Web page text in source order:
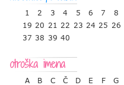
1 2 3 4 5 6 7 8
19 20 21 22 23 24 25 26
37 38 39 40
A B C Č D E F G